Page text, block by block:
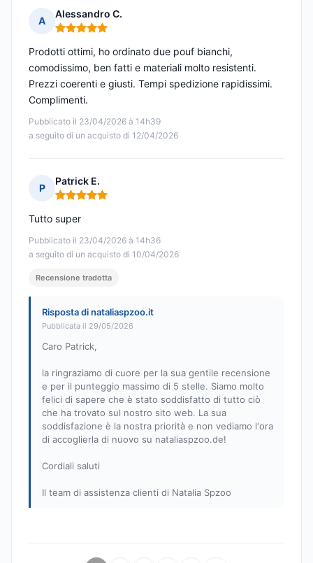
A
Alessandro C.
Nota: 5 su 5
Pubblicato il 23/04/2026 à 14h39
a seguito di un acquisto di 12/04/2026
Prodotti ottimi, ho ordinato due pouf bianchi,
comodissimo, ben fatti e materiali molto resistenti.
Prezzi coerenti e giusti. Tempi spedizione rapidissimi.
Complimenti.
P
Patrick E.
Nota: 5 su 5
Pubblicato il 23/04/2026 à 14h36
a seguito di un acquisto di 10/04/2026
Tutto super
Recensione tradotta
Risposta di nataliaspzoo.it
Pubblicata il 29/05/2026
Caro Patrick,
la ringraziamo di cuore per la sua gentile recensione
e per il punteggio massimo di 5 stelle. Siamo molto
felici di sapere che è stato soddisfatto di tutto ciò
che ha trovato sul nostro sito web. La sua
soddisfazione è la nostra priorità e non vediamo l'ora
di accoglierla di nuovo su nataliaspzoo.de!
Cordiali saluti
Il team di assistenza clienti di Natalia Spzoo